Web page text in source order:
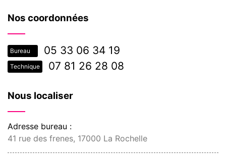
Nos coordonnées
Bureau 05 33 06 34 19
Technique 07 81 26 28 08
Nous localiser
Adresse bureau :
41 rue des frenes, 17000 La Rochelle